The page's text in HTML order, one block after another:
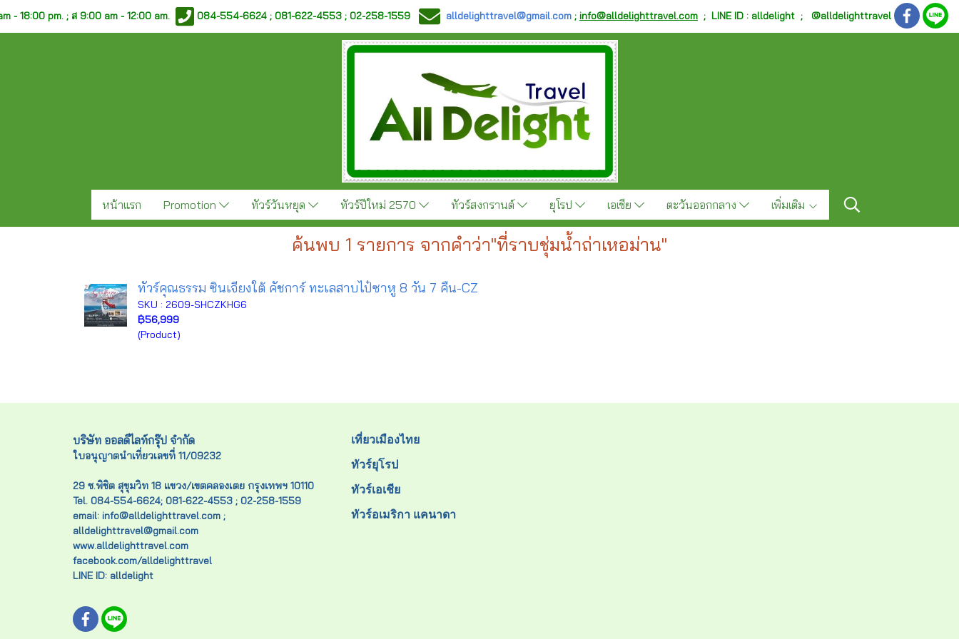
- 18:00 pm. ;ส 9:00 am - 12:00 am. 084-554-6624 ; 081-622-4553 ; 02-258-1559 alldelighttravel@gmail.com ; info@alldelighttravel.com ; LINE ID : alldelight ; @alldelighttravel
หน้าแรก Promotion ทัวร์วันหยุด ทัวร์ปีใหม่ 2570 ทัวร์สงกรานต์ ยุโรป เอเชีย ตะวันออกกลาง เพิ่มเติม
ค้นพบ 1 รายการ จากคำว่า"ที่ราบชุ่มน้ำถ่าเหอม่าน"
ทัวร์คุณธรรม ซินเจียงใต้ คัชการ์ ทะเลสาบไป๋ซาหู 8 วัน 7 คืน-CZ
SKU : 2609-SHCZKHG6
฿56,999
(Product)
บริษัท ออลดีไลท์กรุ๊ป จำกัด
ใบอนุญาตนำเที่ยวเลขที่ 11/09232
29 ซ.พิชิต สุขุมวิท 18 แขวง/เขตคลองเตย กรุงเทพฯ 10110
Tel. 084-554-6624; 081-622-4553 ; 02-258-1559
email: info@alldelighttravel.com ;
alldelighttravel@gmail.com
www.alldelighttravel.com
facebook.com/alldelighttravel
LINE ID: alldelight
เที่ยวเมืองไทย
ทัวร์ยุโรป
ทัวร์เอเชีย
ทัวร์อเมริกา แคนาดา